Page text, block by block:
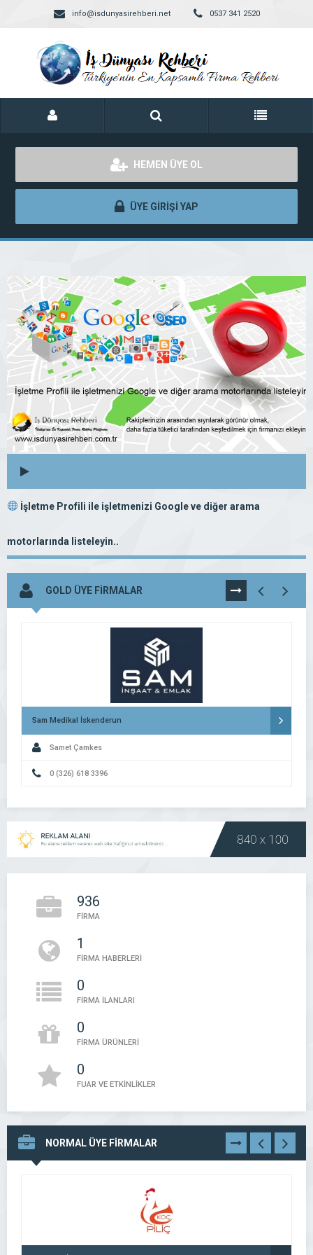
info@isdunyasirehberi.net 0537 341 2520
HEMEN ÜYE OL
ÜYE GİRİŞİ YAP
İşletme Profili ile işletmenizi Google ve diğer arama
motorlarında listeleyin..
GOLD ÜYE FİRMALAR TÜMÜNÜ
GÖR
Sam Medikal İskenderun
Samet Çamkes
0 (326) 618 3396
936
FİRMA
1
FİRMA HABERLERİ
0
FİRMA İLANLARI
0
FİRMA ÜRÜNLERİ
0
FUAR VE ETKİNLİKLER
NORMAL ÜYE FİRMALAR TÜMÜNÜ
GÖR